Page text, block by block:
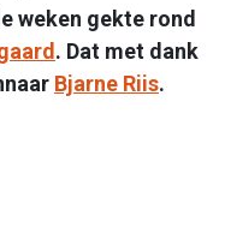
weken gekte rond
. Dat met dank
Bjarne Riis.